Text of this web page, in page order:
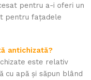
pentru a-i oferi un
pentru fațadele
antichizată?
este relativ
cu apă și săpun blând